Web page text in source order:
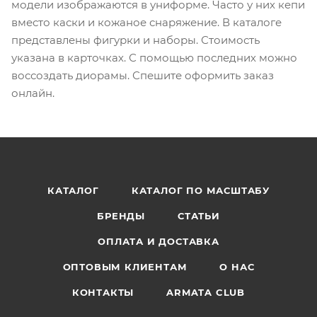
модели изображаются в униформе. Часто у них кепи
вместо каски и кожаное снаряжение. В каталоге
представлены фигурки и наборы. Стоимость
указана в карточках. С помощью последних можно
воссоздать диорамы. Спешите оформить заказ
онлайн.
КАТАЛОГ КАТАЛОГ ПО МАСШТАБУ
БРЕНДЫ СТАТЬИ
ОПЛАТА И ДОСТАВКА
ОПТОВЫМ КЛИЕНТАМ О НАС
КОНТАКТЫ ARMATA CLUB